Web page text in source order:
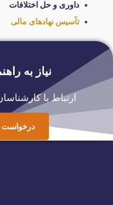
داوری و حل اختلافات
تآسیس نهادهای مالی
نیاز به
ارتباط با
درخواست